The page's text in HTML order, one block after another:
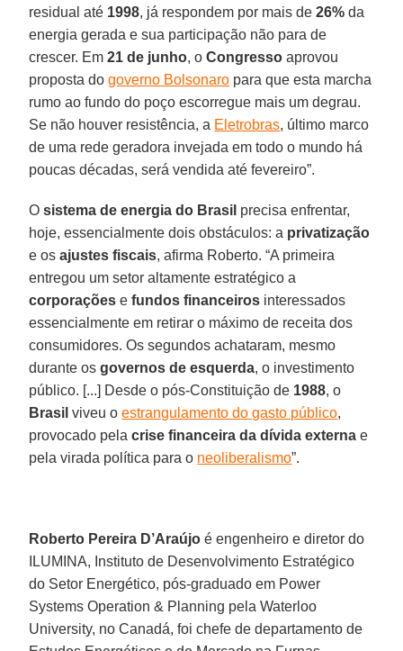
residual até 1998, já respondem por mais de26% da
energia gerada e sua participação não para de
crescer. Em21 de junho, oCongresso aprovou
proposta dogoverno Bolsonaro para que esta marcha
rumo ao fundo do poço escorregue mais um degrau.
Se não houver resistência, a Eletrobras, último marco
de uma rede geradora invejada em todo o mundo há
poucas décadas, será vendida até fevereiro”.
Osistema de energia do Brasil precisa enfrentar,
hoje, essencialmente dois obstáculos: a privatização
e osajustes fiscais, afirma Roberto. “A primeira
entregou um setor altamente estratégico a
corporações efundos financeiros interessados
essencialmente em retirar o máximo de receita dos
consumidores. Os segundos achataram, mesmo
durante osgovernos de esquerda, o investimento
público. [...] Desde o pós-Constituição de 1988, o
Brasil viveu oestrangulamento do gasto público,
provocado pelacrise financeira da dívida externa e
pela virada política para o neoliberalismo”.
Roberto Pereira D’Araújo é engenheiro e diretor do
ILUMINA, Instituto de Desenvolvimento Estratégico
do Setor Energético, pós-graduado em Power
Systems Operation & Planning pela Waterloo
University, no Canadá, foi chefe de departamento de